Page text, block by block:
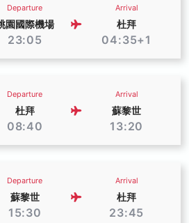
Departure
園國際機場
23:05
Arrival
杜拜
04:35+1
Departure
杜拜
08:40
Arrival
蘇黎世
13:20
Departure
蘇黎世
15:30
Arrival
杜拜
23:45